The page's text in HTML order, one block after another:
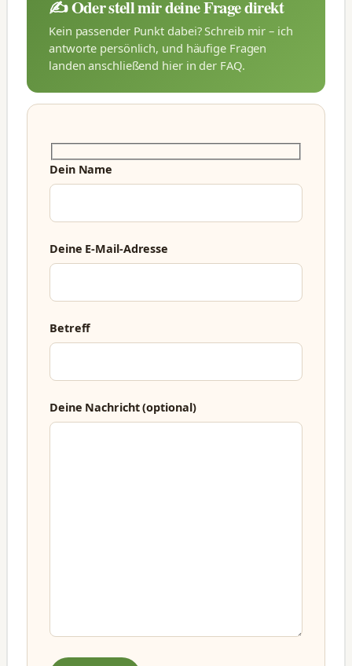
✍️ Oder stell mir deine Frage direkt
Kein passender Punkt dabei? Schreib mir – ich
antworte persönlich, und häufige Fragen
landen anschließend hier in der FAQ.
Dein Name
Deine E-Mail-Adresse
Betreff
Deine Nachricht (optional)